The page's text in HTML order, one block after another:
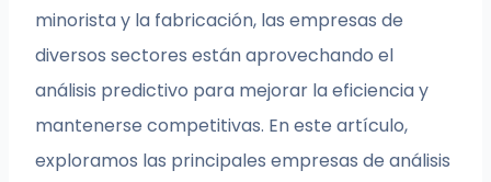
minorista y la fabricación, las empresas de
diversos sectores están aprovechando el
análisis predictivo para mejorar la eficiencia y
mantenerse competitivas. En este artículo,
exploramos las principales empresas de análisis